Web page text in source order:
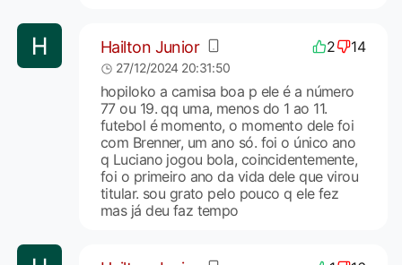
Hailton Junior 2 14
27/12/2024 20:31:50
hopiloko a camisa boa p ele é a número
77 ou 19. qq uma, menos do 1 ao 11.
futebol é momento, o momento dele foi
com Brenner, um ano só. foi o único ano
q Luciano jogou bola, coincidentemente,
foi o primeiro ano da vida dele que virou
titular. sou grato pelo pouco q ele fez
mas já deu faz tempo